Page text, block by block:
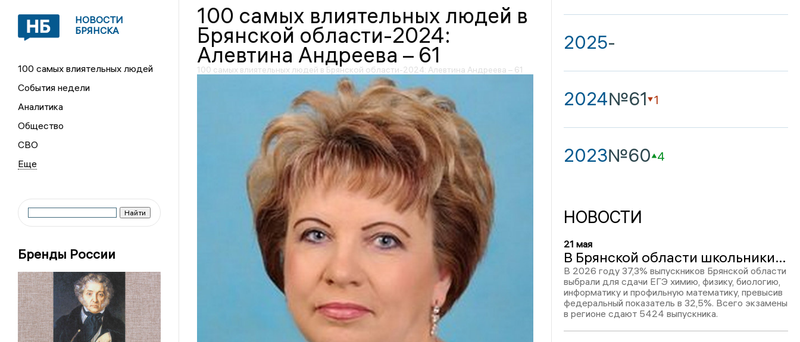
НОВОСТИ
БРЯНСКА
100 самых влиятельных людей
События недели
Аналитика
Общество
СВО
Бренды России
100 самых влиятельных людей в
Брянской области-2024:
Алевтина Андреева – 61
100 самых влиятельных людей в Брянской области-2024: Алевтина Андреева – 61
2025-
2024№61 1
2023№60 4
НОВОСТИ
21 мая
В Брянской области школьники всё чаще выбирают физику, химию и профильную математику
В 2026 году 37,3% выпускников Брянской области
выбрали для сдачи ЕГЭ химию, физику, биологию,
информатику и профильную математику, превысив
федеральный показатель в 32,5%. Всего экзамены
в регионе сдают 5424 выпускника.